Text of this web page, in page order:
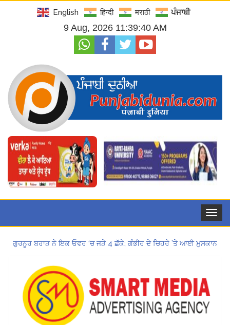
English हिन्दी मराठी ਪੰਜਾਬੀ
9 Aug, 2026 11:39:41 AM
Toggle
ਗੁਰਨੂਰ ਬਰਾੜ ਨੇ ਇਕ ਓਵਰ ‘ਚ ਜੜੇ 4 ਛੱਕੇ; ਗੰਭੀਰ ਦੇ ਚਿਹਰੇ ’ਤੇ ਆਈ ਮੁਸਕਾਨ
Hukamnama Sri Darbar Sahib, Amritsar – Punjabi Dunia
CM ਮਾਨ ਨੇ 866 ਨੌਜਵਾਨਾਂ ਨੂੰ ਸਰਕਾਰੀ ਨੌਕਰੀਆਂ ਦੇ ਨਿਯੁਕਤੀ ਪੱਤਰ ਸੌਂਪੇ
ਸ੍ਰੀਲੰਕਾ ਟੈਸਟ ਸੀਰੀਜ਼: ਸਰਫ਼ਰਾਜ਼ ਖਾਨ ਹੋ ਸਕਦੇ ਹਨ ਸਾਈ ਸੁਦਰਸ਼ਨ ਦੇ ਬਦਲ
ਗੁਰਨੂਰ ਬਰਾੜ ਨੇ ਇਕ ਓਵਰ ‘ਚ ਜੜੇ 4 ਛੱਕੇ; ਗੰਭੀਰ ਦੇ ਚਿਹਰੇ ’ਤੇ ਆਈ ਮੁਸਕਾਨ